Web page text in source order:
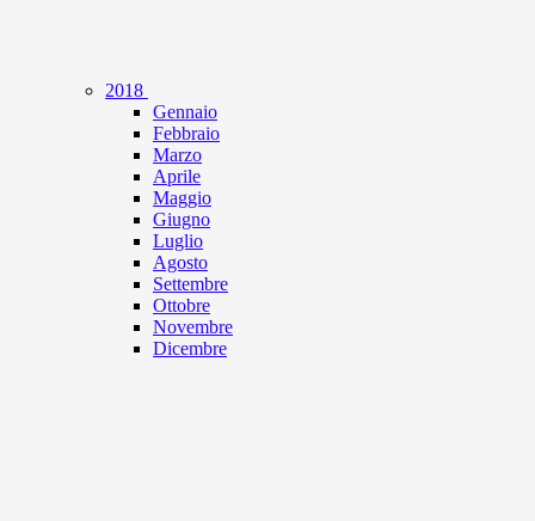
2018
Gennaio
Febbraio
Marzo
Aprile
Maggio
Giugno
Luglio
Agosto
Settembre
Ottobre
Novembre
Dicembre